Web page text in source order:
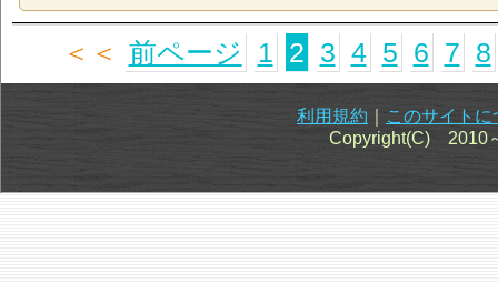
＜＜ 前ページ 1 2 3 4 5 6 7 8
利用規約
このサイトに
Copyright(C) 2010